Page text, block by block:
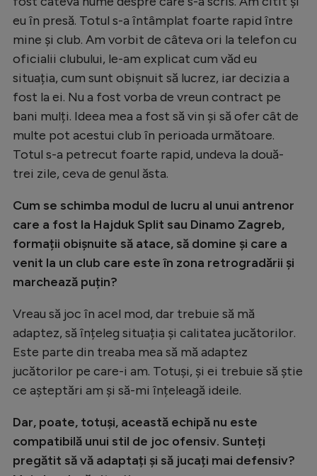
eu în presă. Totul s-a întâmplat foarte rapid între
mine și club. Am vorbit de câteva ori la telefon cu
oficialii clubului, le-am explicat cum văd eu
situația, cum sunt obișnuit să lucrez, iar decizia a
fost la ei. Nu a fost vorba de vreun contract pe
bani mulți. Ideea mea a fost să vin și să ofer cât de
multe pot acestui club în perioada următoare.
Totul s-a petrecut foarte rapid, undeva la două-
trei zile, ceva de genul ăsta.
Cum se schimba modul de lucru al unui antrenor
care a fost la Hajduk Split sau Dinamo Zagreb,
formații obișnuite să atace, să domine și care a
venit la un club care este în zona retrogradării și
marchează puțin?
Vreau să joc în acel mod, dar trebuie să mă
adaptez, să înțeleg situația și calitatea jucătorilor.
Este parte din treaba mea să mă adaptez
jucătorilor pe care-i am. Totuși, și ei trebuie să știe
ce așteptări am și să-mi înțeleagă ideile.
Dar, poate, totuși, această echipă nu este
compatibilă unui stil de joc ofensiv. Sunteți
pregătit să vă adaptați și să jucați mai defensiv?